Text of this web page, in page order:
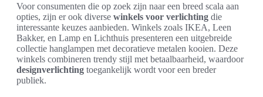
Voor consumenten die op zoek zijn naar een breed scala aan
opties, zijn er ook diverse winkels voor verlichting die
interessante keuzes aanbieden. Winkels zoals IKEA, Leen
Bakker, en Lamp en Lichthuis presenteren een uitgebreide
collectie hanglampen met decoratieve metalen kooien. Deze
winkels combineren trendy stijl met betaalbaarheid, waardoor
designverlichting toegankelijk wordt voor een breder
publiek.